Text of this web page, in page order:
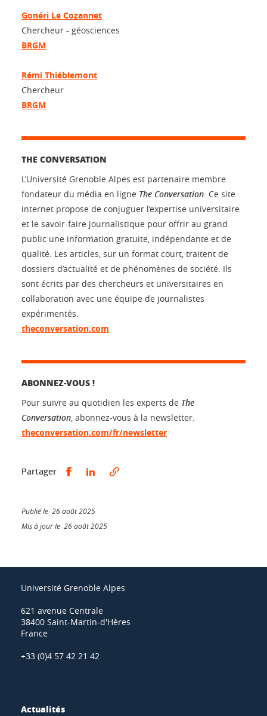
Gonéri Le Cozannet
Chercheur - géosciences
BRGM
Rémi Thiéblemont
Chercheur
BRGM
THE CONVERSATION
L’Université Grenoble Alpes est partenaire membre
fondateur du média en ligne The Conversation. Ce site
internet propose de conjuguer l’expertise universitaire
et le savoir-faire journalistique pour offrir au grand
public une information gratuite, indépendante et de
qualité. Les articles, sur un format court, traitent de
dossiers d’actualité et de phénomènes de société. Ils
sont écrits par des chercheurs et universitaires en
collaboration avec une équipe de journalistes
expérimentés.
theconversation.com
ABONNEZ-VOUS !
Pour suivre au quotidien les experts de The
Conversation, abonnez-vous à la newsletter.
theconversation.com/fr/newsletter
Partager Partager sur Facebook
Partager sur LinkedIn
Publié le 26 août 2025
Mis à jour le 26 août 2025
Université Grenoble Alpes
621 avenue Centrale
38400 Saint-Martin-d'Hères
France
+33 (0)4 57 42 21 42
Actualités